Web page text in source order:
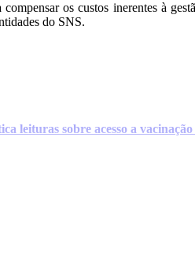
os custos inerentes à
do SNS.
leituras sobre acesso a